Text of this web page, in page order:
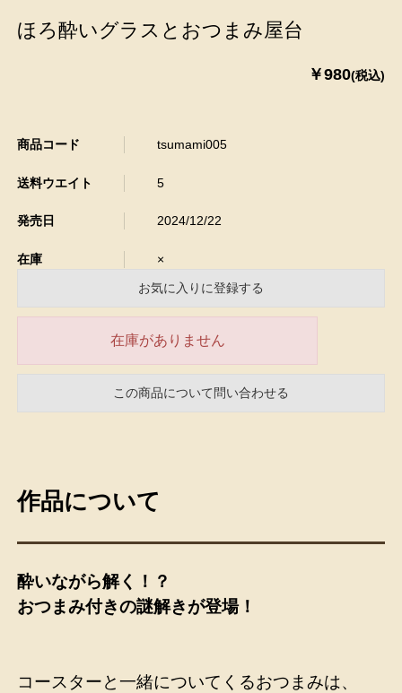
ほろ酔いグラスとおつまみ屋台
￥980(税込)
商品コード tsumami005
送料ウエイト 5
発売日 2024/12/22
在庫
×
お気に入りに登録する
在庫がありません
この商品について問い合わせる
作品について
酔いながら解く！？
おつまみ付きの謎解きが登場！
コースターと一緒についてくるおつまみは、